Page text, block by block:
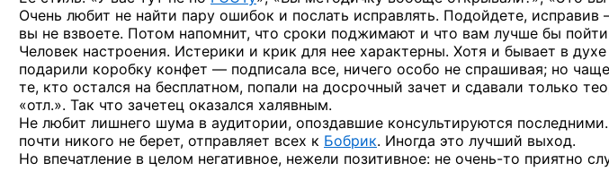
Очень любит не найти пару ошибок и послать исправлять. Подойдете,
вы не взвоете. Потом напомнит, что сроки поджимают и что вам лучше бы пойти
Человек настроения. Истерики и крик для нее характерны. Хотя и бывает в
подарили коробку конфет — подписала все, ничего особо не спрашивая; но
те, кто остался на бесплатном, попали на досрочный зачет и сдавали только
«отл.». Так что зачетец оказался халявным.
Не любит лишнего шума в аудитории, опоздавшие консультируются
почти никого не берет, отправляет всех к Бобрик. Иногда это лучший выход.
Но впечатление в целом негативное, нежели позитивное: не очень-то приятно